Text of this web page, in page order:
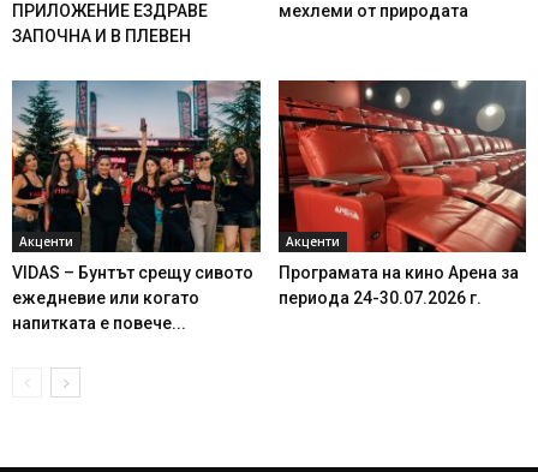
ПРИЛОЖЕНИЕ ЕЗДРАВЕ
ЗАПОЧНА И В ПЛЕВЕН
мехлеми от природата
Акценти
VIDAS – Бунтът срещу сивото
ежедневие или когато
напитката е повече...
Акценти
Програмата на кино Арена за
периода 24-30.07.2026 г.